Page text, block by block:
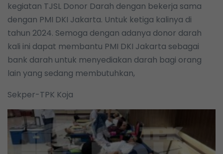
kegiatan TJSL Donor Darah dengan bekerja sama
dengan PMI DKI Jakarta. Untuk ketiga kalinya di
tahun 2024. Semoga dengan adanya donor darah
kali ini dapat membantu PMI DKI Jakarta sebagai
bank darah untuk menyediakan darah bagi orang
lain yang sedang membutuhkan,
Sekper-TPK Koja